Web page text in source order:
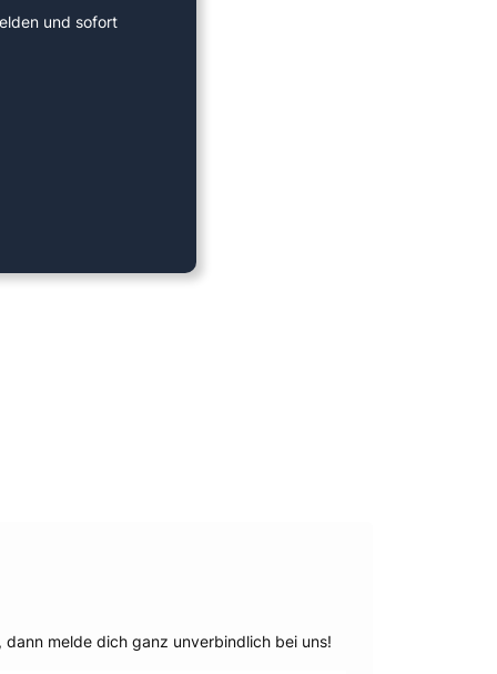
und sofort
melde dich ganz unverbindlich bei uns!